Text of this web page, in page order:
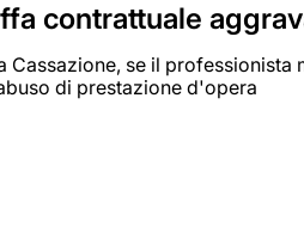
contrattuale
Cassazione, se il
di prestazione d'opera